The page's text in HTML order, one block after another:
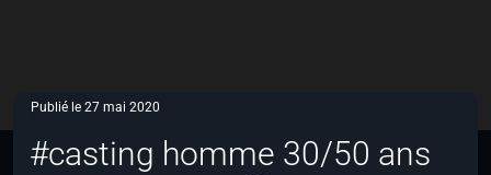
Publié le 27 mai 2020
#casting homme 30/50 ans